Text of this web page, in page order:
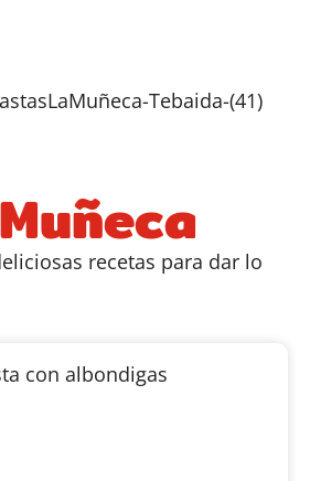
recetas para dar lo